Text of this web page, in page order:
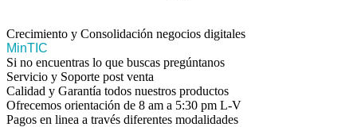
Crecimiento y Consolidación negocios digitales
MinTIC
Si no encuentras lo que buscas pregúntanos
Servicio y Soporte post venta
Calidad y Garantía todos nuestros productos
Ofrecemos orientación de 8 am a 5:30 pm L-V
Pagos en linea a través diferentes modalidades